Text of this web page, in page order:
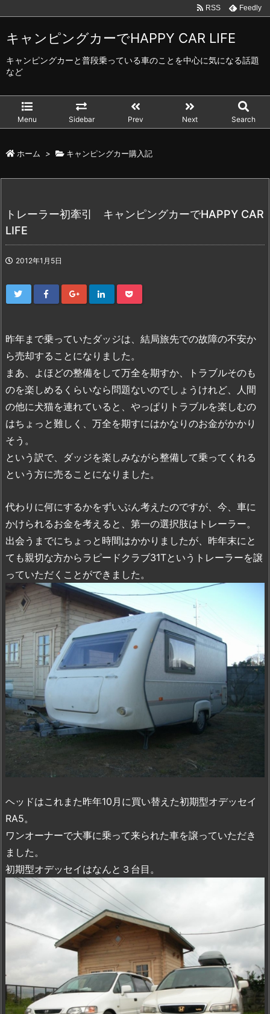
キャンピングカーでHAPPY CAR LIFE
キャンピングカーと普段乗っている車のことを中心に気になる話題
など
Menu Sidebar Prev Next Search
RSS Feedly
ホーム > キャンピングカー購入記
トレーラー初牽引 キャンピングカーでHAPPY CAR
LIFE
2012年1月5日
昨年まで乗っていたダッジは、結局旅先での故障の不安か
ら売却することになりました。
まあ、よほどの整備をして万全を期すか、トラブルそのも
のを楽しめるくらいなら問題ないのでしょうけれど、人間
の他に犬猫を連れていると、やっぱりトラブルを楽しむの
はちょっと難しく、万全を期すにはかなりのお金がかかり
そう。
という訳で、ダッジを楽しみながら整備して乗ってくれる
という方に売ることになりました。
代わりに何にするかをずいぶん考えたのですが、今、車に
かけられるお金を考えると、第一の選択肢はトレーラー。
出会うまでにちょっと時間はかかりましたが、昨年末にと
ても親切な方からラピードクラブ31Tというトレーラーを譲
っていただくことができました。
ヘッドはこれまた昨年10月に買い替えた初期型オデッセイ
RA5。
ワンオーナーで大事に乗って来られた車を譲っていただき
ました。
初期型オデッセイはなんと３台目。